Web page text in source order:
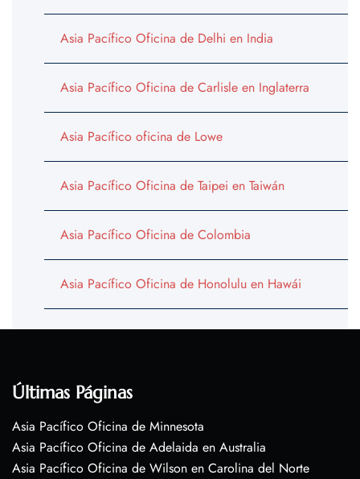
Asia Pacífico Oficina de Delhi en India
Asia Pacífico Oficina de Carlisle en Inglaterra
Asia Pacífico oficina de Lowe
Asia Pacífico Oficina de Taipei en Taiwán
Asia Pacífico Oficina de Colombia
Asia Pacífico Oficina de Honolulu en Hawái
Últimas Páginas
Asia Pacífico Oficina de Minnesota
Asia Pacífico Oficina de Adelaida en Australia
Asia Pacífico Oficina de Wilson en Carolina del Norte